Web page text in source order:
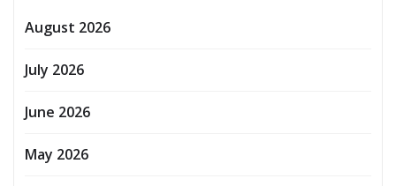
August 2026
July 2026
June 2026
May 2026